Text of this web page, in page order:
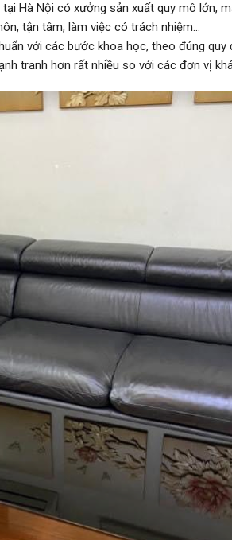
Hà Nội có xưởng sản xuất quy mô lớn,
tận tâm, làm việc có trách nhiệm…
với các bước khoa học, theo đúng quy
tranh hơn rất nhiều so với các đơn vị